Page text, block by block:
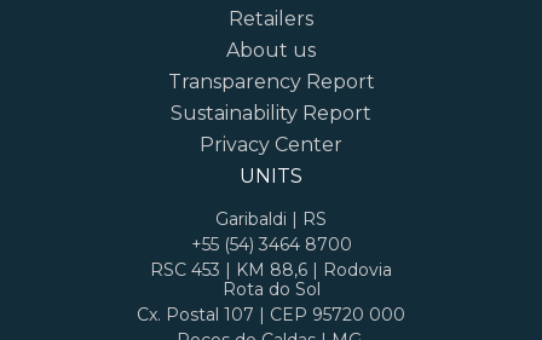
Retailers
About us
Transparency Report
Sustainability Report
Privacy Center
UNITS
Garibaldi | RS
+55 (54) 3464 8700
RSC 453 | KM 88,6 | Rodovia
Rota do Sol
Cx. Postal 107 | CEP 95720 000